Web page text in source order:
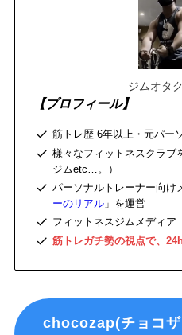
ジムオタ
【プロフィール】
筋トレ歴 6年以上・元パー
様々なフィットネスクラブ
ジムetc…。）
パーソナルトレーナー向け
ーのリアル」を運営
フィットネスジムメディア
筋トレガチ勢の視点で、
chocozap(チョコ